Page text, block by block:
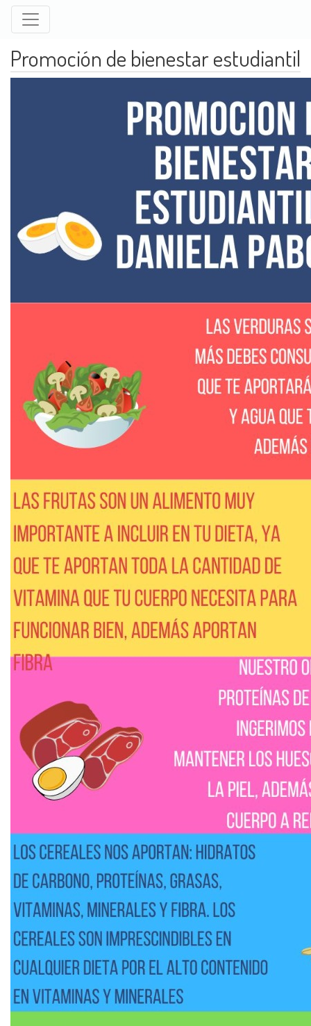
principal
Promoción de bienestar estudiantil